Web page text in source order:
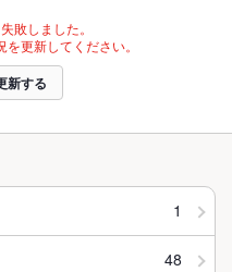
敗しました。
更新してください。
新する
1
48